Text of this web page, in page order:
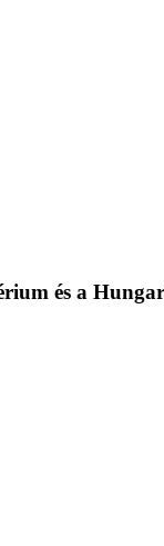
és a